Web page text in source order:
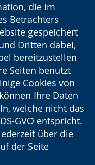
die im
Betrachters
gespeichert
Dritten dabei,
bereitzustellen
Seiten benutzt
Cookies von
Ihre Daten
welche nicht das
GVO entspricht.
über die
der Seite